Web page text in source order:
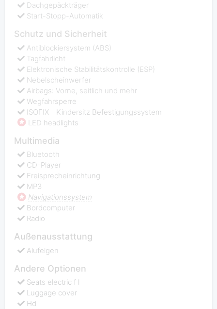
Dachgepäckträger
Start-Stopp-Automatik
Schutz und Sicherheit
Antiblockiersystem (ABS)
Tagfahrlicht
Elektronische Stabilitätskontrolle (ESP)
Nebelscheinwerfer
Airbags: Vorne, seitlich und mehr
Wegfahrsperre
ISOFIX - Kindersitz Befestigungssystem
LED headlights
Multimedia
Bluetooth
CD-Player
Freisprecheinrichtung
MP3
Navigationssystem
Bordcomputer
Radio
Außenausstattung
Alufelgen
Andere Optionen
Seats electric f l
Luggage cover
Hd